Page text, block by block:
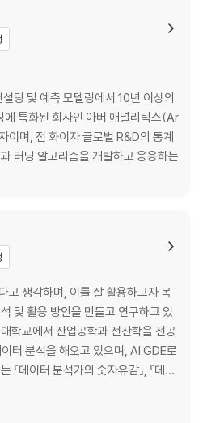
리닝에서의 세포 분할
터 변형
형
예측 변수 추가
팅 및 예측 모델링에서 10년 이상의
특화된 회사인 아버 애널리틱스(Ar
며, 전 화이자 글로벌 R&D의 통계
러닝 알고리즘을 개발하고 응용하는
고 생각하며, 이를 잘 활용하고자 목
및 활용 방안을 만들고 연구하고 있
학교에서 산업공학과 전산학을 전공
터 분석을 해오고 있으며, AI GDE로
『데이터 분석가의 숫자유감』, 『데이
이터를 엮는 사람들, 데이터 과학자』
『파이썬을 활용한 베이지안 통계』